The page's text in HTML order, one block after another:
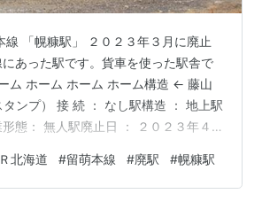
線 「幌糠駅」 ２０２３年３月に廃止
あった駅です。貨車を使った駅舎で
ム ホーム ホーム ホーム構造 ← 藤山
ンプ） 接 続 ： なし駅構造 ： 地上駅
形態： 無人駅廃止日 ： ２０２３年４
駅舎ランキング参加中鉄道ランキン
ランキング参加中gooからきましたラ
Ｒ北海道 #留萌本線 #廃駅 #幌糠駅